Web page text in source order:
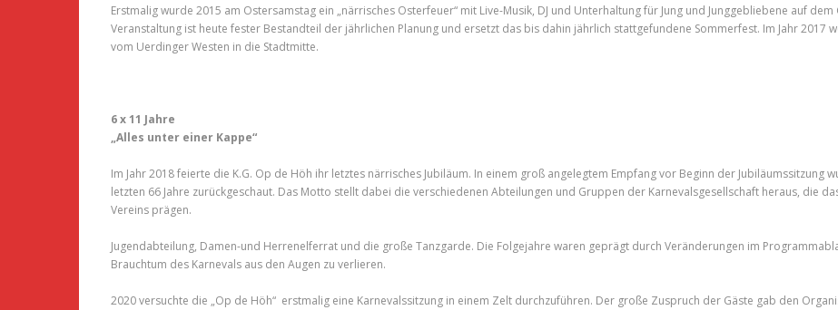
Erstmalig wurde 2015 am Ostersamstag ein „närrisches Osterfeuer“ mit Live-Musik, DJ und Unterhaltung für Jung und Junggebliebene auf
Veranstaltung ist heute fester Bestandteil der jährlichen Planung und ersetzt das bis dahin jährlich stattgefundene Sommerfest. Im Jahr 2017
vom Uerdinger Westen in die Stadtmitte.
6 x 11 Jahre
„Alles unter einer Kappe“
Im Jahr 2018 feierte die K.G. Op de Höh ihr letztes närrisches Jubiläum. In einem groß angelegtem Empfang vor Beginn der
letzten 66 Jahre zurückgeschaut. Das Motto stellt dabei die verschiedenen Abteilungen und Gruppen der Karnevalsgesellschaft heraus, die
Vereins prägen.
Jugendabteilung, Damen-und Herrenelferrat und die große Tanzgarde. Die Folgejahre waren geprägt durch Veränderungen im
Brauchtum des Karnevals aus den Augen zu verlieren.
2020 versuchte die „Op de Höh“ erstmalig eine Karnevalssitzung in einem Zelt durchzuführen. Der große Zuspruch der Gäste gab den